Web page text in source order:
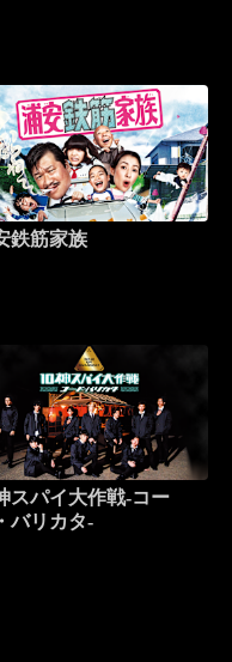
鉄筋家族
スパイ大作戦-コー
バリカタ-